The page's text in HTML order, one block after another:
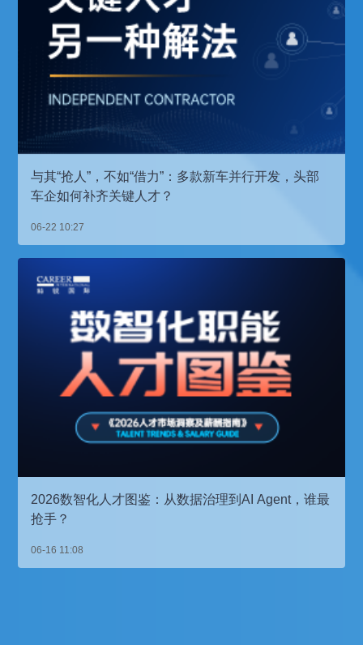
与其“抢人”，不如“借力”：多款新车并行开发，头部
车企如何补齐关键人才？
06-22 10:27
2026数智化人才图鉴：从数据治理到AI Agent，谁最
抢手？
06-16 11:08